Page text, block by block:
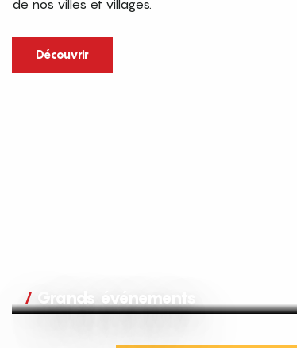
de nos villes et villages.
Découvrir
Grands événements